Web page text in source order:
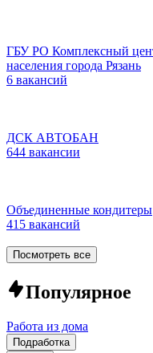
ГБУ РО Комплексный
населения города Рязань
6 вакансий
ДСК АВТОБАН
644 вакансии
Объединенные кондитеры
415 вакансий
Посмотреть все
Популярное
Работа из дома
Подработка